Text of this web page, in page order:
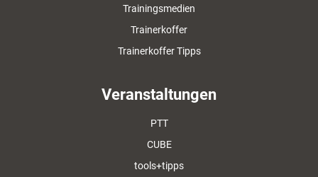
Trainingsmedien
Trainerkoffer
Trainerkoffer Tipps
Veranstaltungen
PTT
CUBE
tools+tipps